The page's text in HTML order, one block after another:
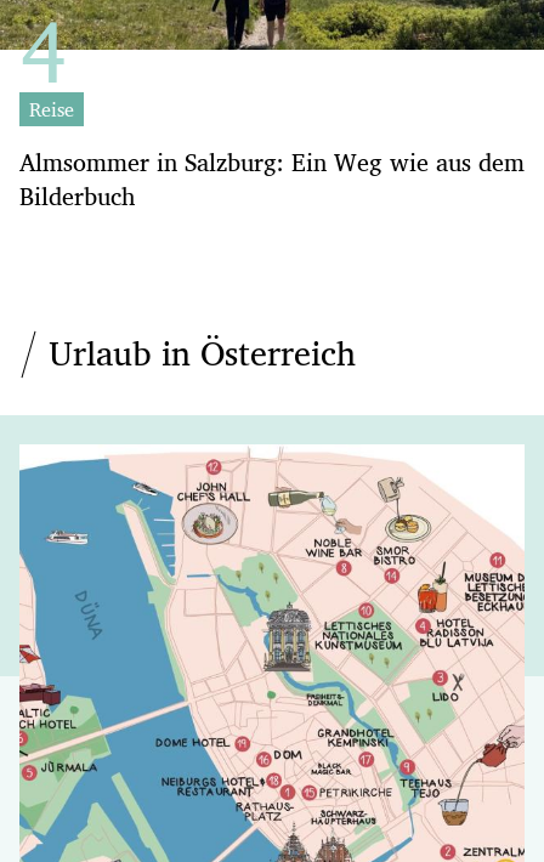
Reise
Almsommer in Salzburg: Ein Weg wie aus dem
Bilderbuch
Urlaub in Österreich